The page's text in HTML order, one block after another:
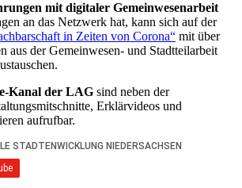
mit digitaler Gemeinwesenarbeit
an das Netzwerk hat, kann sich auf der
in Zeiten von Corona“ mit über
aus der Gemeinwesen- und Stadtteilarbeit
Kanal der LAG sind neben der
Erklärvideos und
aufrufbar.